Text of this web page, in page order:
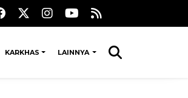
KARKHAS LAINNYA